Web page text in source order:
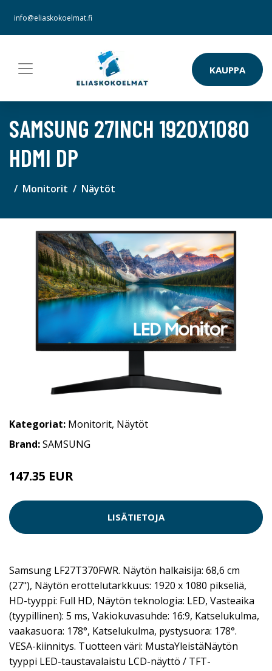
info@eliaskokoelmat.fi
KAUPPA
SAMSUNG 27INCH 1920X1080
HDMI DP
Monitorit Näytöt
Kategoriat: Monitorit, Näytöt
Brand:SAMSUNG
147.35 EUR
LISÄTIETOJA
Samsung LF27T370FWR. Näytön halkaisija: 68,6 cm
(27"), Näytön erottelutarkkuus: 1920 x 1080 pikseliä,
HD-tyyppi: Full HD, Näytön teknologia: LED, Vasteaika
(tyypillinen): 5 ms, Vakiokuvasuhde: 16:9, Katselukulma,
vaakasuora: 178°, Katselukulma, pystysuora: 178°.
VESA-kiinnitys. Tuotteen väri: MustaYleistäNäytön
tyyppi LED-taustavalaistu LCD-näyttö / TFT-